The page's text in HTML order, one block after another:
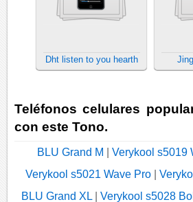
Dht listen to you hearth
Teléfonos celulares
con este Tono.
BLU Grand M Verykool s5019
Verykool s5021 Wave Pro
BLU Grand XL| Verykool s5028